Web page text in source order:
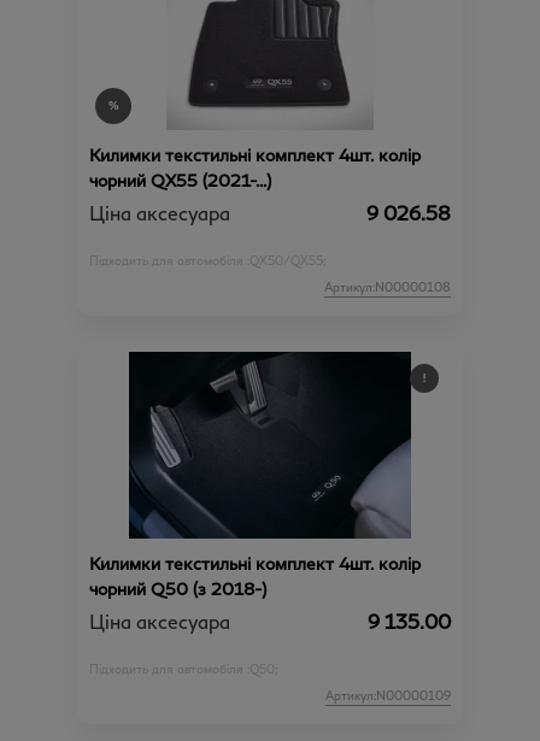
Килимки текстильні комплект 4шт. колір
чорний QX55 (2021-...)
Ціна аксесуара 9 026.58
Підходить для автомобіля : QX50/QX55;
Артикул:N00000108
Килимки текстильні комплект 4шт. колір
чорний Q50 (з 2018-)
Ціна аксесуара 9 135.00
Підходить для автомобіля : Q50;
Артикул:N00000109